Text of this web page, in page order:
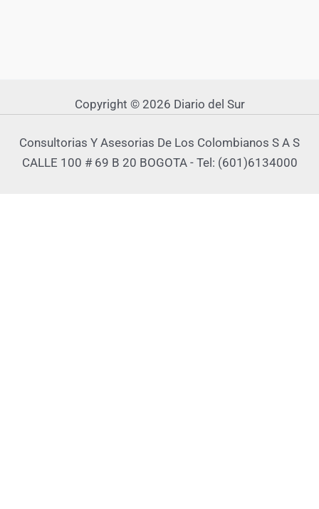
Copyright © 2026 Diario del Sur
Consultorias Y Asesorias De Los Colombianos S A S
CALLE 100 # 69 B 20 BOGOTA - Tel: (601)6134000